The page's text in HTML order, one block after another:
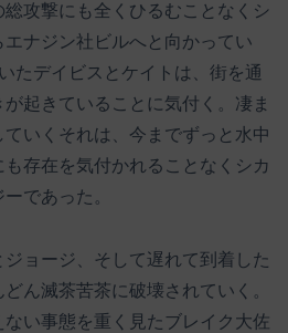
攻撃にも全くひるむことなくシ
ナジン社ビルへと向かってい
たデイビスとケイトは、街を通
起きていることに気付く。凄ま
いくそれは、今までずっと水中
存在を気付かれることなくシカ
であった。
ョージ、そして遅れて到着した
ん滅茶苦茶に破壊されていく。
い事態を重く見たブレイク大佐